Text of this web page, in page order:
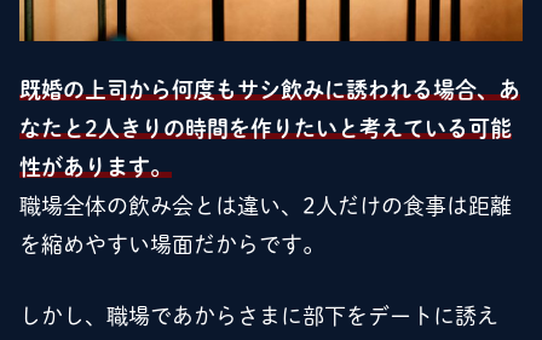
既婚の上司から何度もサシ飲みに誘われる場合、あ
なたと2人きりの時間を作りたいと考えている可能
性があります。
職場全体の飲み会とは違い、2人だけの食事は距離
を縮めやすい場面だからです。
しかし、職場であからさまに部下をデートに誘え